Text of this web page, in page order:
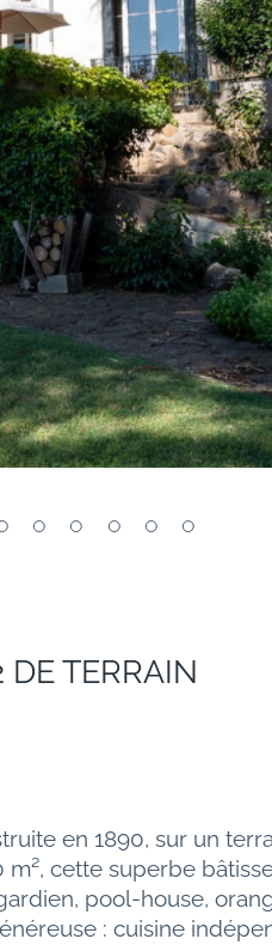
TERRAIN
en 1890, sur un
cette superbe
pool-house,
: cuisine